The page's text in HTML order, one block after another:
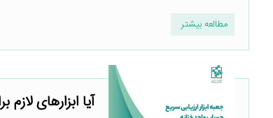
مطالعه بیشتر
آیا ابزارهای